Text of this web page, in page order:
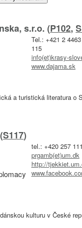
s.r.o. (P102,
Tel.: +421 2
115
info(et)krasy-
www.dajama.sk
a turistická literatura o
S117)
tel.: +420 257
prgamb(et)um.dk
http://
kulturu v České